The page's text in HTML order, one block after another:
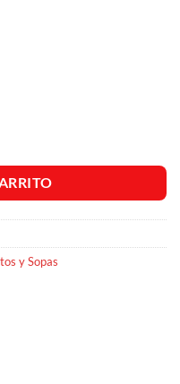
y Sopas